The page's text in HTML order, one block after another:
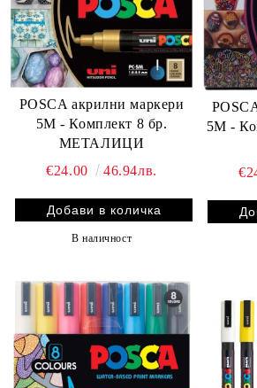
POSCA акрилни маркери
5M - Комплект 8 бр.
МЕТАЛИЦИ
€24.00
46.94лв.
В наличност
5M -